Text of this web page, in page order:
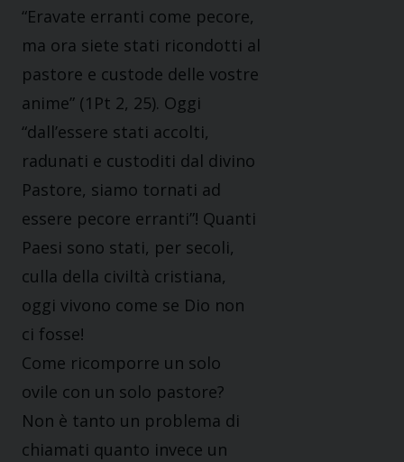
“Eravate erranti come pecore,
ma ora siete stati ricondotti al
pastore e custode delle vostre
anime” (1Pt 2, 25). Oggi
“dall’essere stati accolti,
radunati e custoditi dal divino
Pastore, siamo tornati ad
essere pecore erranti”! Quanti
Paesi sono stati, per secoli,
culla della civiltà cristiana,
oggi vivono come se Dio non
ci fosse!
Come ricomporre un solo
ovile con un solo pastore?
Non è tanto un problema di
chiamati quanto invece un